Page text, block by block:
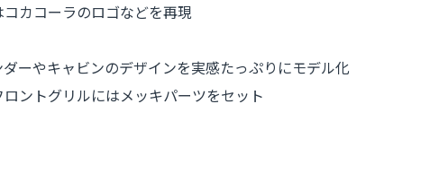
カコーラのロゴなどを再現
ーやキャビンのデザインを実感たっぷりにモデル化
ントグリルにはメッキパーツをセット